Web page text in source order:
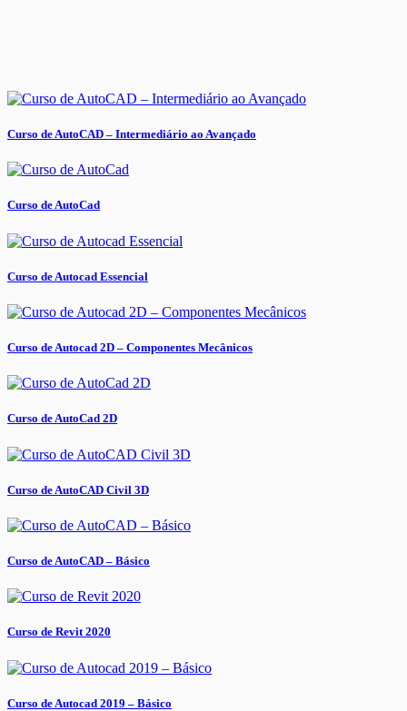
Curso de AutoCAD – Intermediário ao Avançado
Curso de AutoCad
Curso de Autocad Essencial
Curso de Autocad 2D – Componentes Mecânicos
Curso de AutoCad 2D
Curso de AutoCAD Civil 3D
Curso de AutoCAD – Básico
Curso de Revit 2020
Curso de Autocad 2019 – Básico